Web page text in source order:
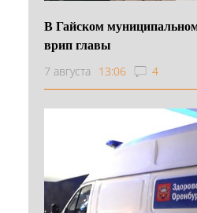
В Гайском
врип главы
7 августа 13:06 4